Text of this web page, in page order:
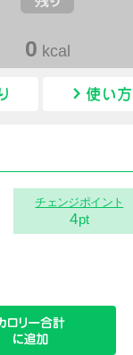
0 kcal
チェンジポイント
4pt